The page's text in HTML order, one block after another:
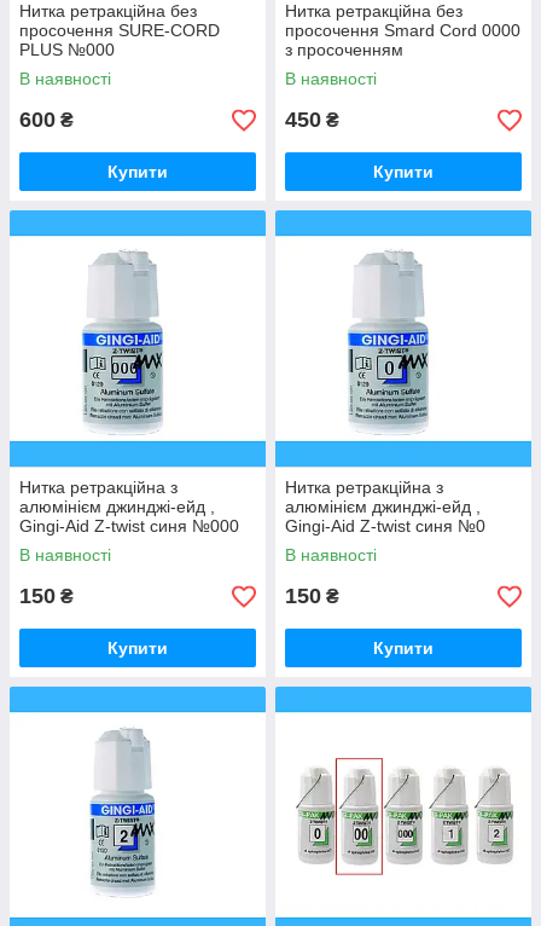
Нитка ретракційна без
просочення SURE-CORD
PLUS №000
В наявності
600 ₴
Купити
Нитка ретракційна без
просочення Smard Cord 0000
з просоченням
В наявності
450 ₴
Купити
Нитка ретракційна з
алюмінієм джинджі-ейд ,
Gingi-Aid Z-twist синя №000
В наявності
150 ₴
Купити
Нитка ретракційна з
алюмінієм джинджі-ейд ,
Gingi-Aid Z-twist синя №0
В наявності
150 ₴
Купити